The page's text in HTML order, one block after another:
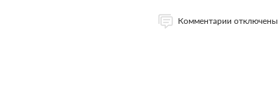
Комментарии отключены